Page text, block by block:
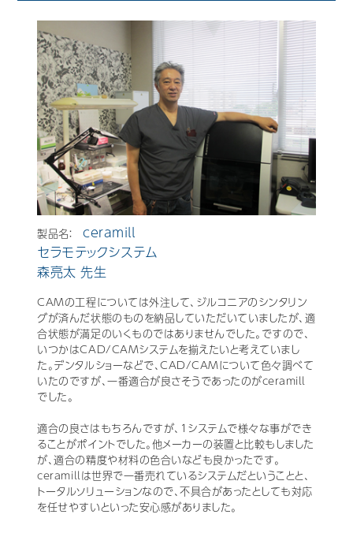
製品名：ceramill
セラモテックシステム
森亮太 先生
CAMの工程については外注して、ジルコニアのシンタリン
グが済んだ状態のものを納品していただいていましたが、適
合状態が満足のいくものではありませんでした。ですので、
いつかはCAD/CAMシステムを揃えたいと考えていまし
た。デンタルショーなどで、CAD/CAMについて色々調べて
いたのですが、一番適合が良さそうであったのがceramill
でした。
適合の良さはもちろんですが、1システムで様々な事ができ
ることがポイントでした。他メーカーの装置と比較もしました
が、適合の精度や材料の色合いなども良かったです。
ceramillは世界で一番売れているシステムだということと、
トータルソリューションなので、不具合があったとしても対応
を任せやすいといった安心感がありました。